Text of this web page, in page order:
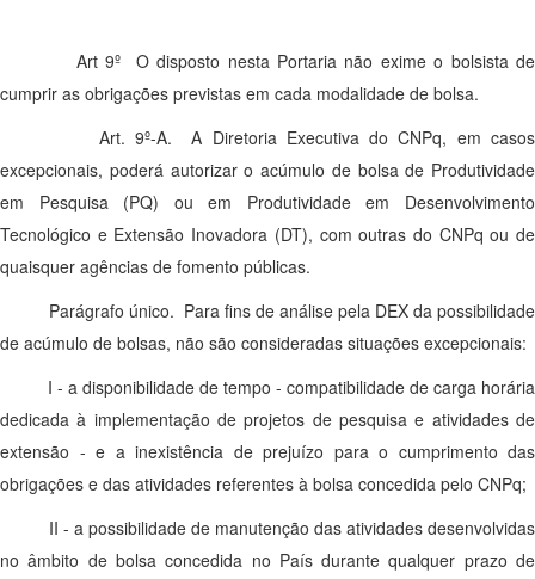
Art 9º O disposto nesta Portaria não exime o bolsista de
cumprir as obrigações previstas em cada modalidade de bolsa.
Art. 9º-A. A Diretoria Executiva do CNPq, em casos
excepcionais, poderá autorizar o acúmulo de bolsa de Produtividade
em Pesquisa (PQ) ou em Produtividade em Desenvolvimento
Tecnológico e Extensão Inovadora (DT), com outras do CNPq ou de
quaisquer agências de fomento públicas.
Parágrafo único. Para fins de análise pela DEX da possibilidade
de acúmulo de bolsas, não são consideradas situações excepcionais:
I - a disponibilidade de tempo - compatibilidade de carga horária
dedicada à implementação de projetos de pesquisa e atividades de
extensão - e a inexistência de prejuízo para o cumprimento das
obrigações e das atividades referentes à bolsa concedida pelo CNPq;
II - a possibilidade de manutenção das atividades desenvolvidas
no âmbito de bolsa concedida no País durante qualquer prazo de